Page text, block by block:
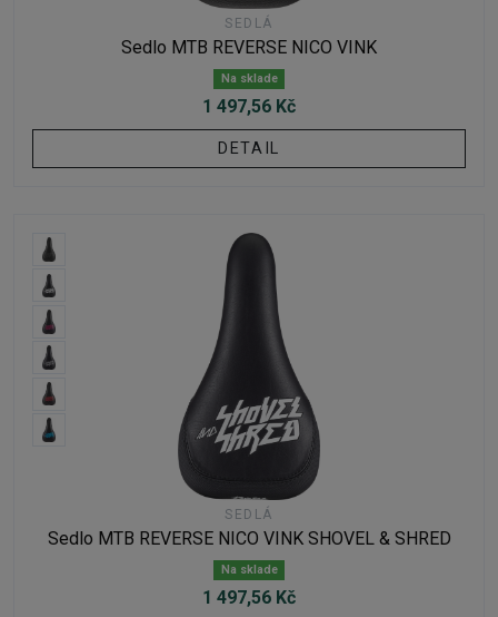
SEDLÁ
Sedlo MTB REVERSE NICO VINK
Na sklade
1 497,56 Kč
DETAIL
SEDLÁ
Sedlo MTB REVERSE NICO VINK SHOVEL & SHRED
Na sklade
1 497,56 Kč